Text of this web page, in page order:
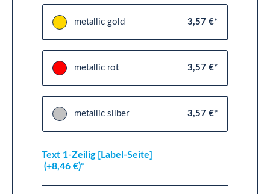
metallic gold 3,57 €*
metallic rot 3,57 €*
metallic silber 3,57 €*
Text 1-Zeilig [Label-Seite]
(+8,46 €)*